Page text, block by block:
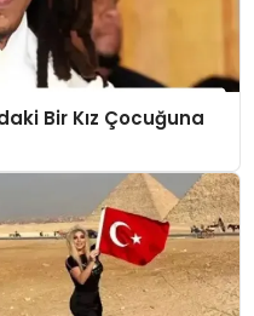
Bir Kız Çocuğuna